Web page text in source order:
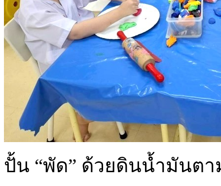
ปั้น “พัด” ด้วยดินน้ำมันต